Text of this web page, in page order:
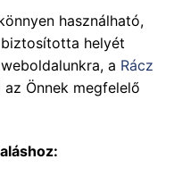
használható,
helyét
a Rácz
Önnek megfelelő